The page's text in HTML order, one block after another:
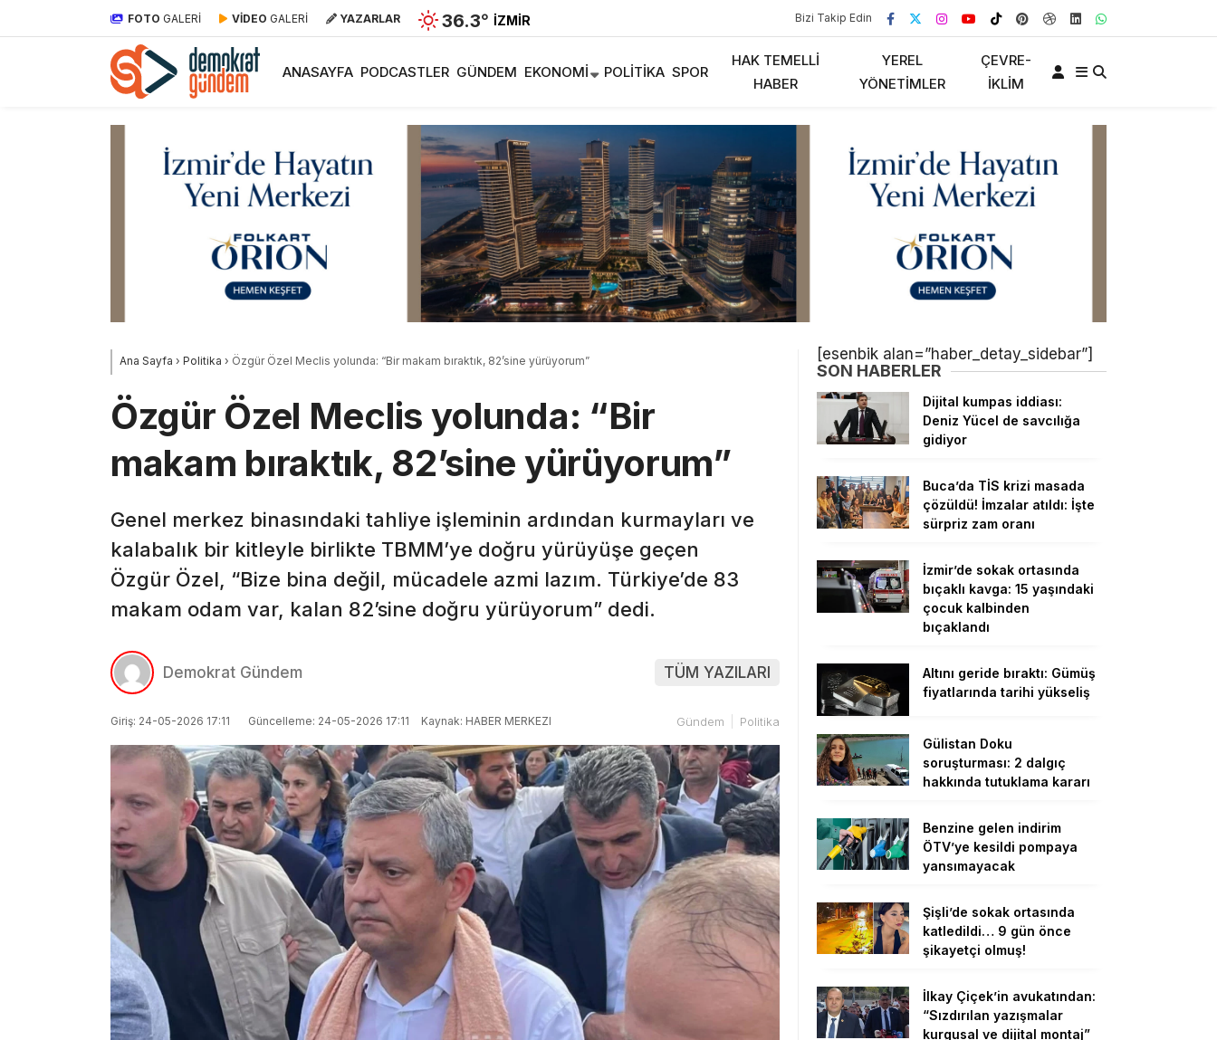
FOTO GALERİ VİDEO GALERİ YAZARLAR 36.3° İZMIR Bizi Takip Edin
ANASAYFA PODCASTLER GÜNDEM EKONOMI POLITIKA SPOR
HAK TEMELLI
HABER
YEREL
YÖNETIMLER
ÇEVRE-
İKLIM
Ana Sayfa › Politika › Özgür Özel Meclis yolunda: “Bir makam bıraktık, 82’sine yürüyorum”
Özgür Özel Meclis yolunda: “Bir
makam bıraktık, 82’sine yürüyorum”
Genel merkez binasındaki tahliye işleminin ardından kurmayları ve
kalabalık bir kitleyle birlikte TBMM’ye doğru yürüyüşe geçen
Özgür Özel, “Bize bina değil, mücadele azmi lazım. Türkiye’de 83
makam odam var, kalan 82’sine doğru yürüyorum” dedi.
Demokrat Gündem TÜM YAZILARI
Giriş: 24-05-2026 17:11 Güncelleme: 24-05-2026 17:11 Kaynak: HABER MERKEZI Gündem Politika
[esenbik alan=”haber_detay_sidebar”]
SON HABERLER
Dijital kumpas iddiası:
Deniz Yücel de savcılığa
gidiyor
Buca’da TİS krizi masada
çözüldü! İmzalar atıldı: İşte
sürpriz zam oranı
İzmir’de sokak ortasında
bıçaklı kavga: 15 yaşındaki
çocuk kalbinden
bıçaklandı
Altını geride bıraktı: Gümüş
fiyatlarında tarihi yükseliş
Gülistan Doku
soruşturması: 2 dalgıç
hakkında tutuklama kararı
Benzine gelen indirim
ÖTV’ye kesildi pompaya
yansımayacak
Şişli’de sokak ortasında
katledildi… 9 gün önce
şikayetçi olmuş!
İlkay Çiçek’in avukatından:
“Sızdırılan yazışmalar
kurgusal ve dijital montaj”